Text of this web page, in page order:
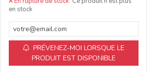
en stock
PRÉVENEZ-MOI LORSQUE LE
PRODUIT EST DISPONIBLE